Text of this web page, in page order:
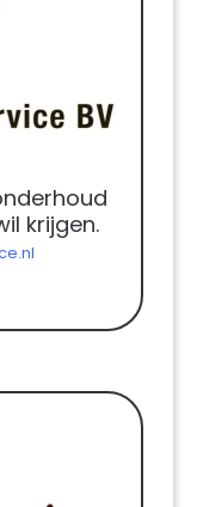
krijgen.